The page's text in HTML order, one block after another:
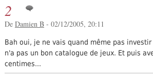
2
De Damien B- 02/12/2005, 20:11
Bah oui, je ne vais quand même pas
n'a pas un bon catalogue de jeux. Et puis
centimes...